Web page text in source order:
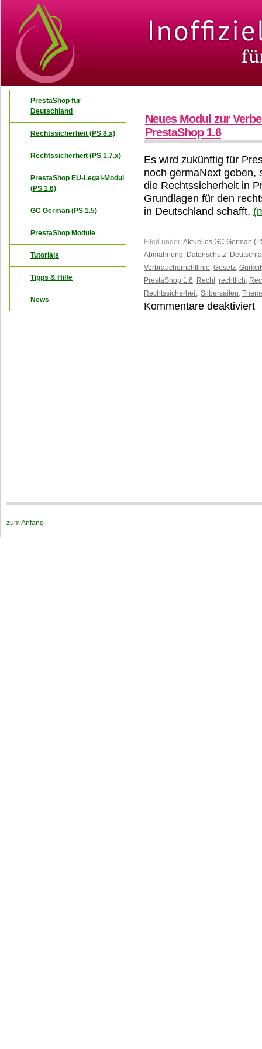
Neues Modul zur
PrestaShop 1.6
Es wird zukünftig für
noch germaNext geben,
die Rechtssicherheit in
Grundlagen für den
in Deutschland schafft.
Filed under:Aktuelles,GC German
Abmahnung, Datenschutz,
Verbraucherrichtlinie, Gesetz,
PrestaShop 1.6, Recht, rechtlich,
Rechtssicherheit, Silbersaiten,
Kommentare deaktiviert
PrestaShop für
Deutschland
Rechtssicherheit (PS 8.x)
Rechtssicherheit (PS 1.7.x)
PrestaShop EU-Legal-Modul
(PS 1.6)
GC German (PS 1.5)
PrestaShop Module
Tutorials
Tipps & Hilfe
News
zum Anfang